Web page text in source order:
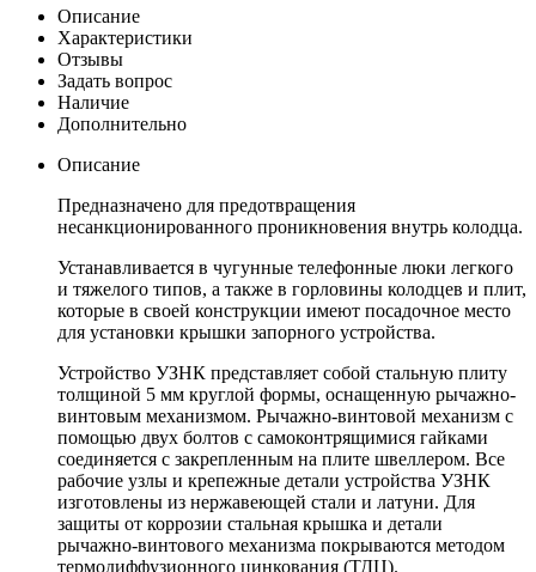
Описание
Характеристики
Отзывы
Задать вопрос
Наличие
Дополнительно
Описание
Предназначено для предотвращения
несанкционированного проникновения внутрь колодца.
Устанавливается в чугунные телефонные люки легкого
и тяжелого типов, а также в горловины колодцев и плит,
которые в своей конструкции имеют посадочное место
для установки крышки запорного устройства.
Устройство УЗНК представляет собой стальную плиту
толщиной 5 мм круглой формы, оснащенную рычажно-
винтовым механизмом. Рычажно-винтовой механизм с
помощью двух болтов с самоконтрящимися гайками
соединяется с закрепленным на плите швеллером. Все
рабочие узлы и крепежные детали устройства УЗНК
изготовлены из нержавеющей стали и латуни. Для
защиты от коррозии стальная крышка и детали
рычажно-винтового механизма покрываются методом
термодиффузионного цинкования (ТДЦ).